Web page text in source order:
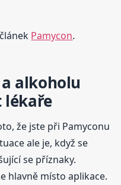
Pamycon.
alkoholu
že jste při Pamyconu
ale je, když se
se příznaky.
hlavně místo aplikace.